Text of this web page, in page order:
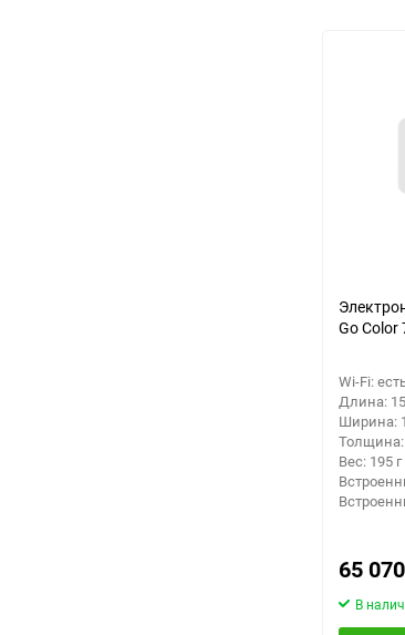
Go Color
Wi-Fi:
Длина:
Ширина:
Вес: 195 г
65 070
В